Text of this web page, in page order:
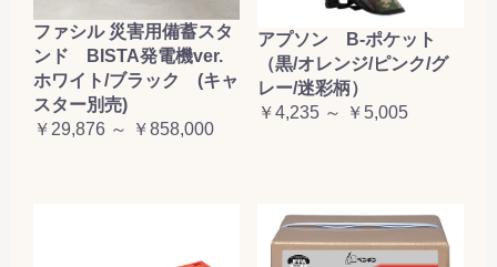
ファシル 災害用備蓄スタ
ンド BISTA発電機ver.
ホワイト/ブラック (キャ
スター別売)
￥29,876 ～ ￥858,000
アプソン B-ポケット
（黒/オレンジ/ピンク/グ
レー/迷彩柄）
￥4,235 ～ ￥5,005